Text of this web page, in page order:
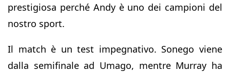
prestigiosa perché Andy è uno dei campioni del
nostro sport.
Il match è un test impegnativo. Sonego viene
dalla semifinale ad Umago, mentre Murray ha